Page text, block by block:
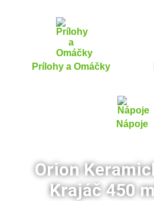
Prílohy a Omáčky
Nápoje
Orion
Krajáč 450